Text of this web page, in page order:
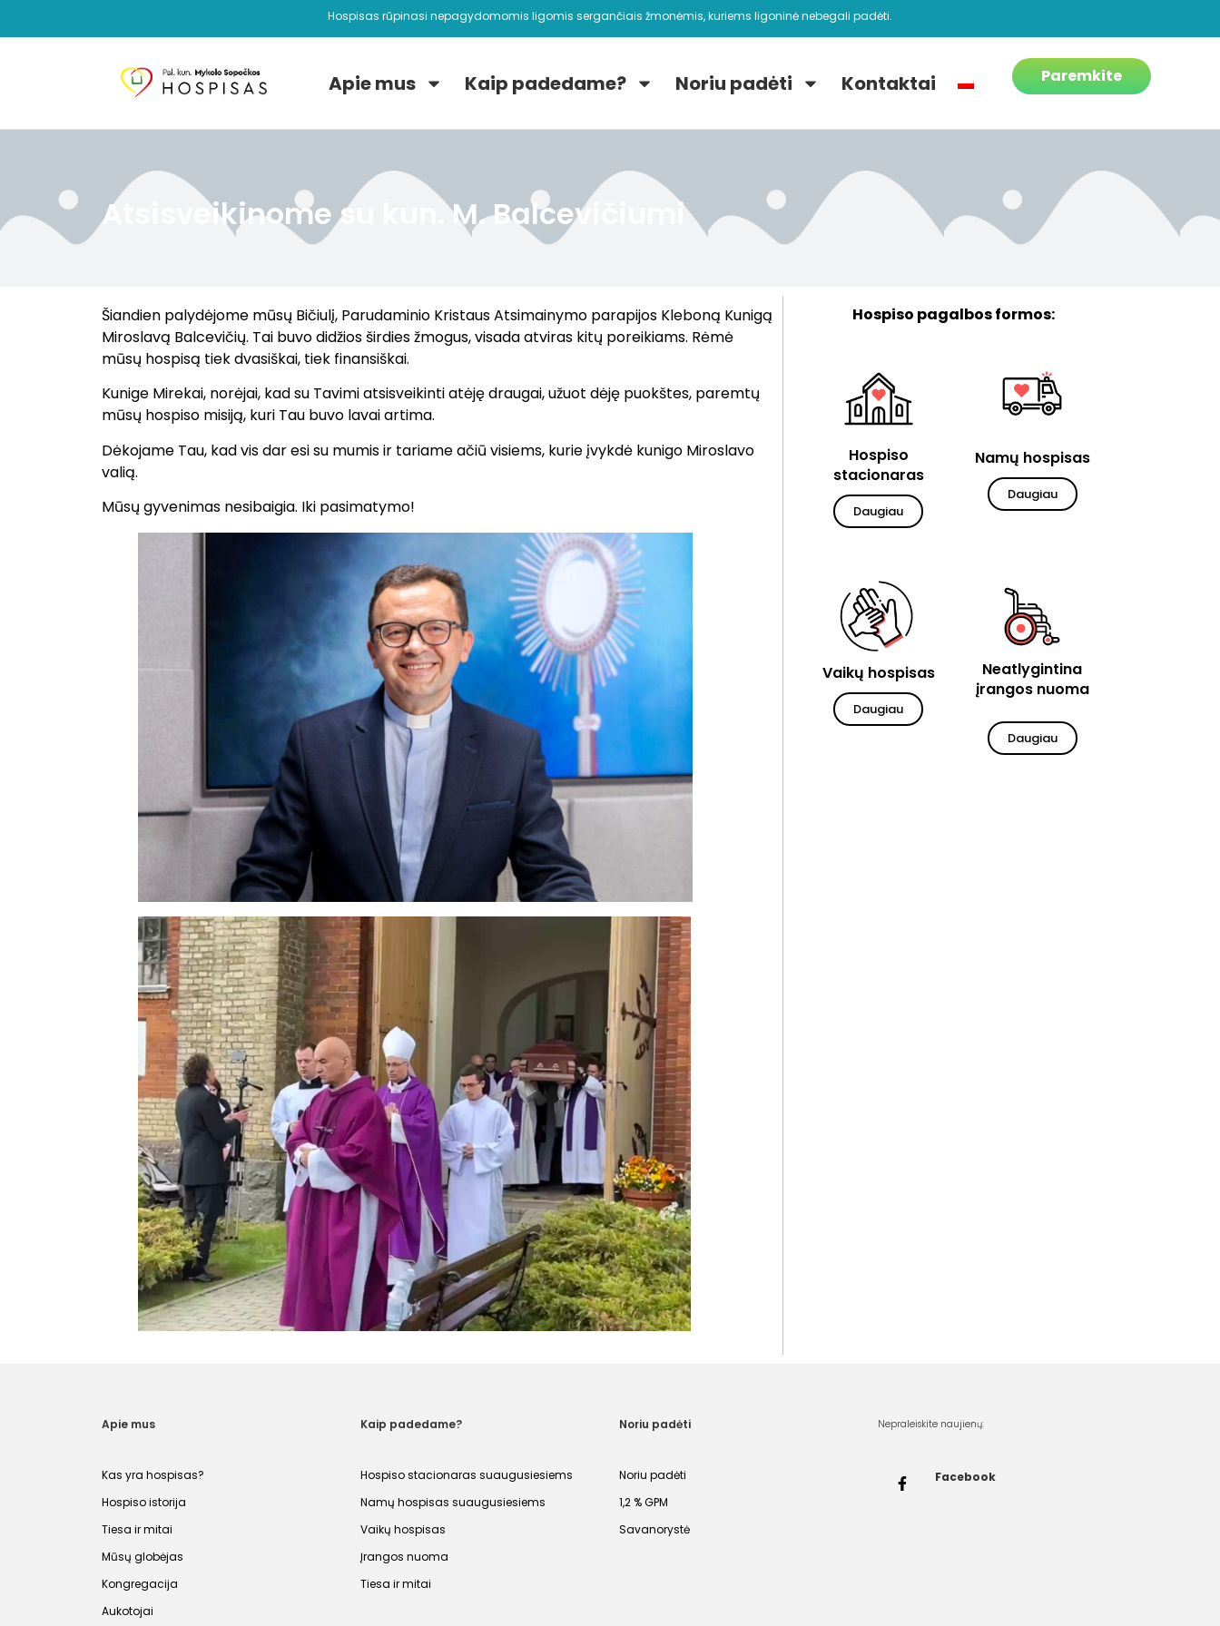
Hospisas rūpinasi nepagydomomis ligomis sergančiais žmonėmis, kuriems ligoninė nebegali padėti.
Apie mus Kaip padedame? Noriu padėti Kontaktai Paremkite
Atsisveikinome su kun. M. Balcevičiumi
Šiandien palydėjome mūsų Bičiulį, Parudaminio Kristaus Atsimainymo parapijos Kleboną Kunigą
Miroslavą Balcevičių. Tai buvo didžios širdies žmogus, visada atviras kitų poreikiams. Rėmė
mūsų hospisą tiek dvasiškai, tiek finansiškai.
Kunige Mirekai, norėjai, kad su Tavimi atsisveikinti atėję draugai, užuot dėję puokštes, paremtų
mūsų hospiso misiją, kuri Tau buvo lavai artima.
Dėkojame Tau, kad vis dar esi su mumis ir tariame ačiū visiems, kurie įvykdė kunigo Miroslavo
valią.
Mūsų gyvenimas nesibaigia. Iki pasimatymo!
Hospiso pagalbos formos:
Hospiso
stacionaras
Daugiau
Namų hospisas
Daugiau
Vaikų hospisas
Daugiau
Neatlygintina
įrangos nuoma
Daugiau
Apie mus
Kas yra hospisas?
Hospiso istorija
Tiesa ir mitai
Mūsų globėjas
Kongregacija
Aukotojai
Kaip padedame?
Hospiso stacionaras suaugusiesiems
Namų hospisas suaugusiesiems
Vaikų hospisas
Įrangos nuoma
Tiesa ir mitai
Noriu padėti
Noriu padėti
1,2 % GPM
Savanorystė
Nepraleiskite naujienų:
Facebook